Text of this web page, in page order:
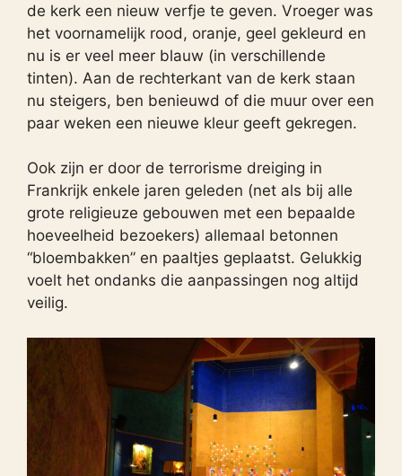
de kerk een nieuw verfje te geven. Vroeger was
het voornamelijk rood, oranje, geel gekleurd en
nu is er veel meer blauw (in verschillende
tinten). Aan de rechterkant van de kerk staan
nu steigers, ben benieuwd of die muur over een
paar weken een nieuwe kleur geeft gekregen.
Ook zijn er door de terrorisme dreiging in
Frankrijk enkele jaren geleden (net als bij alle
grote religieuze gebouwen met een bepaalde
hoeveelheid bezoekers) allemaal betonnen
“bloembakken” en paaltjes geplaatst. Gelukkig
voelt het ondanks die aanpassingen nog altijd
veilig.